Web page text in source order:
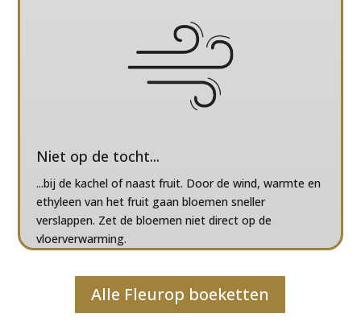
Niet op de tocht...
...bij de kachel of naast fruit. Door de wind, warmte en
ethyleen van het fruit gaan bloemen sneller
verslappen. Zet de bloemen niet direct op de
vloerverwarming.
Alle Fleurop boeketten